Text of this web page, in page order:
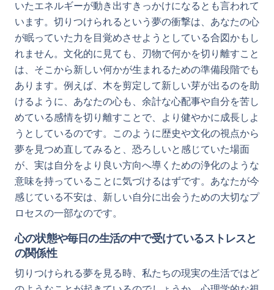
いたエネルギーが動き出すきっかけになるとも言われて
います。切りつけられるという夢の衝撃は、あなたの心
が眠っていた力を目覚めさせようとしている合図かもし
れません。文化的に見ても、刃物で何かを切り離すこと
は、そこから新しい何かが生まれるための準備段階でも
あります。例えば、木を剪定して新しい芽が出るのを助
けるように、あなたの心も、余計な心配事や自分を苦し
めている感情を切り離すことで、より健やかに成長しよ
うとしているのです。このように歴史や文化の視点から
夢を見つめ直してみると、恐ろしいと感じていた場面
が、実は自分をより良い方向へ導くための浄化のような
意味を持っていることに気づけるはずです。あなたが今
感じている不安は、新しい自分に出会うための大切なプ
ロセスの一部なのです。
心の状態や毎日の生活の中で受けているストレスと
の関係性
切りつけられる夢を見る時、私たちの現実の生活ではど